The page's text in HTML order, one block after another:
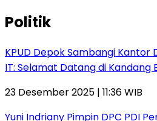
Politik
KPUD Depok Sambangi Kantor
IT: Selamat Datang di Kandang
23 Desember 2025 | 11:36 WIB
Yuni Indriany Pimpin DPC PDI